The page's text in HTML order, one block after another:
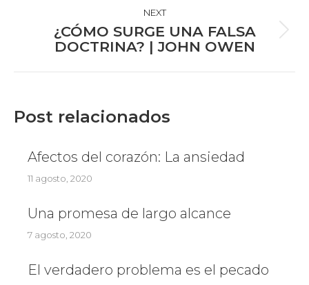
NEXT
Next
¿CÓMO SURGE UNA FALSA
DOCTRINA? | JOHN OWEN
Post relacionados
Afectos del corazón: La ansiedad
11 agosto, 2020
Una promesa de largo alcance
7 agosto, 2020
El verdadero problema es el pecado